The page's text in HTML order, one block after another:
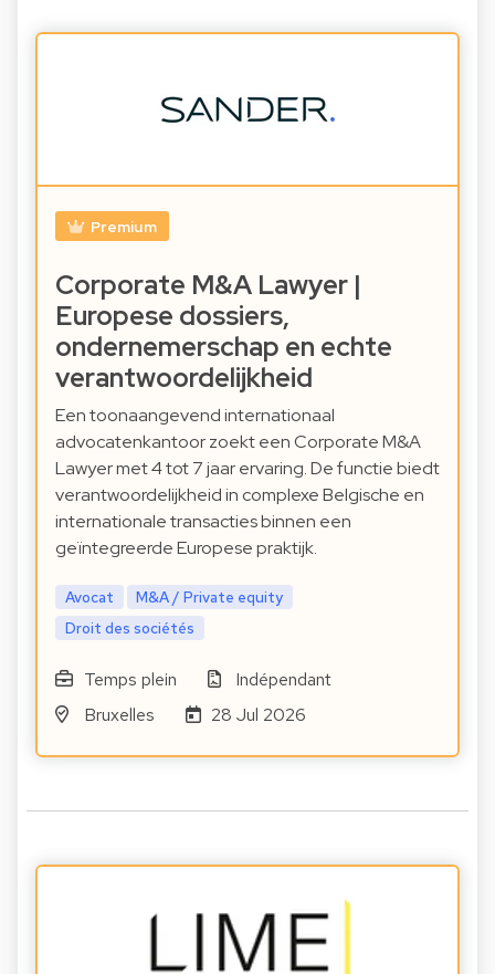
Premium
Corporate M&A Lawyer |
Europese dossiers,
ondernemerschap en echte
verantwoordelijkheid
Een toonaangevend internationaal
advocatenkantoor zoekt een Corporate M&A
Lawyer met 4 tot 7 jaar ervaring. De functie biedt
verantwoordelijkheid in complexe Belgische en
internationale transacties binnen een
geïntegreerde Europese praktijk.
Avocat
M&A / Private equity
Droit des sociétés
Temps plein
Indépendant
Bruxelles
28 Jul 2026